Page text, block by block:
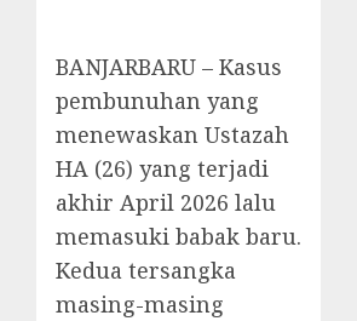
BANJARBARU – Kasus
pembunuhan yang
menewaskan Ustazah
HA (26) yang terjadi
akhir April 2026 lalu
memasuki babak baru.
Kedua tersangka
masing-masing